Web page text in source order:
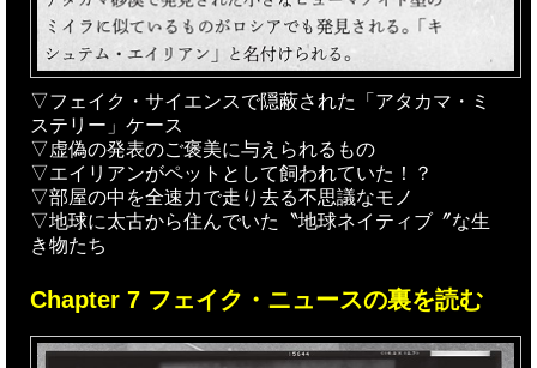
▽フェイク・サイエンスで隠蔽された「アタカマ・ミ
ステリー」ケース
▽虚偽の発表のご褒美に与えられるもの
▽エイリアンがペットとして飼われていた！？
▽部屋の中を全速力で走り去る不思議なモノ
▽地球に太古から住んでいた〝地球ネイティブ〞な生
き物たち
Chapter 7 フェイク・ニュースの裏を読む